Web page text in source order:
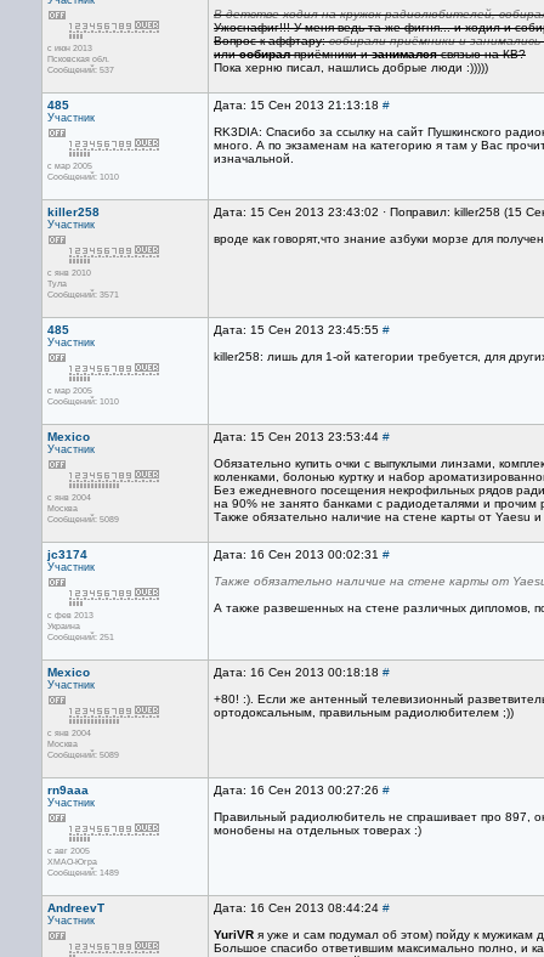
с июн 2013
Псковская обл.
Сообщений: 537
В детстве ходил на кружок радиолюбителей,
Ужоснафиг!!! У меня ведь та же фигня... и ходил и
Вопрос к аффтару:собирали приёмники и занимались
илисобиралприёмники изанималсясвязью на КВ?
Пока херню писал, нашлись добрые люди :)))))
485
Участник
с мар 2005
Сообщений: 1010
Дата: 15 Сен 2013 21:13:18 #
RK3DIA: Спасибо за ссылку на сайт Пушкинского
много. А по экзаменам на категорию я там у Вас
изначальной.
killer258
Участник
с янв 2010
Тула
Сообщений: 3571
Дата: 15 Сен 2013 23:43:02 · Поправил: killer258 (15
вроде как говорят,что знание азбуки морзе для
485
Участник
с мар 2005
Сообщений: 1010
Дата: 15 Сен 2013 23:45:55 #
killer258: лишь для 1-ой категории требуется, для
Mexico
Участник
с янв 2004
Москва
Сообщений: 5089
Дата: 15 Сен 2013 23:53:44 #
Обязательно купить очки с выпуклыми линзами,
коленками, болонью куртку и набор
Без ежедневного посещения некрофильных рядов
на 90% не занято банками с радиодеталями и
Также обязательно наличие на стене карты от Yaesu и
jc3174
Участник
с фев 2013
Украина
Сообщений: 251
Дата: 16 Сен 2013 00:02:31 #
Также обязательно наличие на стене карты от
А также развешенных на стене различных дипломов,
Mexico
Участник
с янв 2004
Москва
Сообщений: 5089
Дата: 16 Сен 2013 00:18:18 #
+80! :). Если же антенный телевизионный
ортодоксальным, правильным радиолюбителем ;))
rn9aaa
Участник
с авг 2005
ХМАО-Югра
Сообщений: 1489
Дата: 16 Сен 2013 00:27:26 #
Правильный радиолюбитель не спрашивает про 897,
монобены на отдельных товерах :)
AndreevT
Участник
Дата: 16 Сен 2013 08:44:24 #
YuriVR я уже и сам подумал об этом) пойду к мужикам
Большое спасибо ответившим максимально полно, и